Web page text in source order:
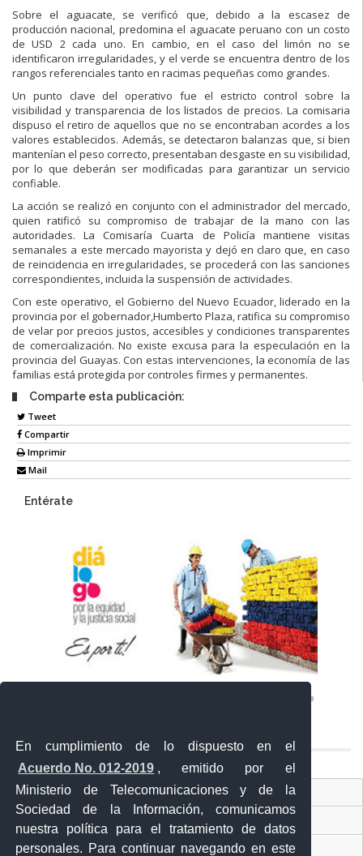
En cumplimiento de lo dispuesto en el
Acuerdo No. 012-2019 , emitido por el
Ministerio de Telecomunicaciones y de la
Sociedad de la Información, comunicamos
nuestra política para el tratamiento de datos
personales. Para continuar navegando en este
Sobre el aguacate, se verificó que, debido a la escasez de
producción nacional, predomina el aguacate peruano con un costo
de USD 2 cada uno. En cambio, en el caso del limón no se
identificaron irregularidades, y el verde se encuentra dentro de los
rangos referenciales tanto en racimas pequeñas como grandes.
Un punto clave del operativo fue el estricto control sobre la
visibilidad y transparencia de los listados de precios. La comisaria
dispuso el retiro de aquellos que no se encontraban acordes a los
valores establecidos. Además, se detectaron balanzas que, si bien
mantenían el peso correcto, presentaban desgaste en su visibilidad,
por lo que deberán ser modificadas para garantizar un servicio
confiable.
La acción se realizó en conjunto con el administrador del mercado,
quien ratificó su compromiso de trabajar de la mano con las
autoridades. La Comisaría Cuarta de Policía mantiene visitas
semanales a este mercado mayorista y dejó en claro que, en caso
de reincidencia en irregularidades, se procederá con las sanciones
correspondientes, incluida la suspensión de actividades.
Con este operativo, el Gobierno del Nuevo Ecuador, liderado en la
provincia por el gobernador,Humberto Plaza, ratifica su compromiso
de velar por precios justos, accesibles y condiciones transparentes
de comercialización. No existe excusa para la especulación en la
provincia del Guayas. Con estas intervenciones, la economía de las
familias está protegida por controles firmes y permanentes.
Comparte esta publicación:
Tweet
Compartir
Imprimir
Mail
Entérate
Ventanilla Única Virtual
Ventanilla Única de Comercio Exterior
Gobierno Abierto